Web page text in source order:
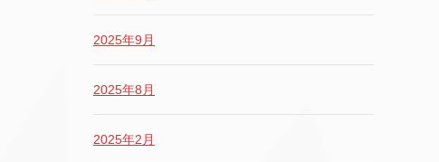
2025年9月
2025年8月
2025年2月